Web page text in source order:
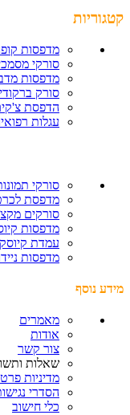
קטגוריות
מדפסות
סורקי
מדפסות
סורק
הדפסת
עגלות
סורקי
מדפסת
סורקים
מדפסות
עמדת קיוסק
מדפסות
מידע נוסף
מאמרים
אודות
צור קשר
שאלות
מדיניות
הסדרי
כלי חישוב